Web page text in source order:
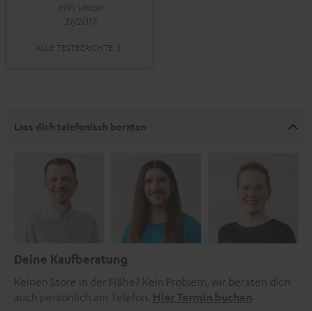
HiFi Vision
21/2017
ALLE TESTBERICHTE
Lass dich telefonisch beraten
Deine Kaufberatung
Keinen Store in der Nähe? Kein Problem, wir beraten dich
auch persönlich am Telefon. Hier Termin buchen